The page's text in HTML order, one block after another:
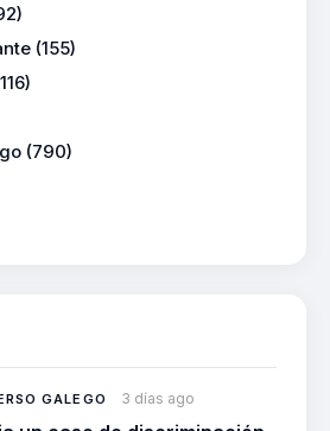
(155)
(790)
GALEGO 3 días ago